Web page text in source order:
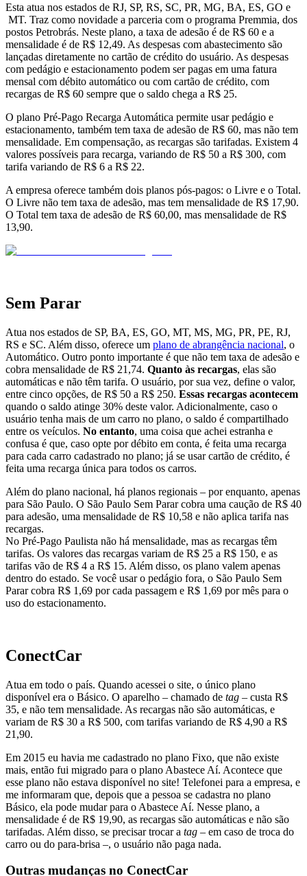
Esta atua nos estados de RJ, SP, RS, SC, PR, MG, BA, ES, GO e
MT. Traz como novidade a parceria com o programa Premmia, dos
postos Petrobrás. Neste plano, a taxa de adesão é de R$ 60 e a
mensalidade é de R$ 12,49. As despesas com abastecimento são
lançadas diretamente no cartão de crédito do usuário. As despesas
com pedágio e estacionamento podem ser pagas em uma fatura
mensal com débito automático ou com cartão de crédito, com
recargas de R$ 60 sempre que o saldo chega a R$ 25.
O plano Pré-Pago Recarga Automática permite usar pedágio e
estacionamento, também tem taxa de adesão de R$ 60, mas não tem
mensalidade. Em compensação, as recargas são tarifadas. Existem 4
valores possíveis para recarga, variando de R$ 50 a R$ 300, com
tarifa variando de R$ 6 a R$ 22.
A empresa oferece também dois planos pós-pagos: o Livre e o Total.
O Livre não tem taxa de adesão, mas tem mensalidade de R$ 17,90.
O Total tem taxa de adesão de R$ 60,00, mas mensalidade de R$
13,90.
Sem Parar
Atua nos estados de SP, BA, ES, GO, MT, MS, MG, PR, PE, RJ,
RS e SC. Além disso, oferece um plano de abrangência nacional, o
Automático. Outro ponto importante é que não tem taxa de adesão e
cobra mensalidade de R$ 21,74. Quanto às recargas, elas são
automáticas e não têm tarifa. O usuário, por sua vez, define o valor,
entre cinco opções, de R$ 50 a R$ 250. Essas recargas acontecem
quando o saldo atinge 30% deste valor. Adicionalmente, caso o
usuário tenha mais de um carro no plano, o saldo é compartilhado
entre os veículos. No entanto, uma coisa que achei estranha e
confusa é que, caso opte por débito em conta, é feita uma recarga
para cada carro cadastrado no plano; já se usar cartão de crédito, é
feita uma recarga única para todos os carros.
Além do plano nacional, há planos regionais – por enquanto, apenas
para São Paulo. O São Paulo Sem Parar cobra uma caução de R$ 40
para adesão, uma mensalidade de R$ 10,58 e não aplica tarifa nas
recargas.
No Pré-Pago Paulista não há mensalidade, mas as recargas têm
tarifas. Os valores das recargas variam de R$ 25 a R$ 150, e as
tarifas vão de R$ 4 a R$ 15. Além disso, os plano valem apenas
dentro do estado. Se você usar o pedágio fora, o São Paulo Sem
Parar cobra R$ 1,69 por cada passagem e R$ 1,69 por mês para o
uso do estacionamento.
ConectCar
Atua em todo o país. Quando acessei o site, o único plano
disponível era o Básico. O aparelho – chamado de tag – custa R$
35, e não tem mensalidade. As recargas não são automáticas, e
variam de R$ 30 a R$ 500, com tarifas variando de R$ 4,90 a R$
21,90.
Em 2015 eu havia me cadastrado no plano Fixo, que não existe
mais, então fui migrado para o plano Abastece Aí. Acontece que
esse plano não estava disponível no site! Telefonei para a empresa, e
me informaram que, depois que a pessoa se cadastra no plano
Básico, ela pode mudar para o Abastece Aí. Nesse plano, a
mensalidade é de R$ 19,90, as recargas são automáticas e não são
tarifadas. Além disso, se precisar trocar a tag – em caso de troca do
carro ou do para-brisa –, o usuário não paga nada.
Outras mudanças no ConectCar